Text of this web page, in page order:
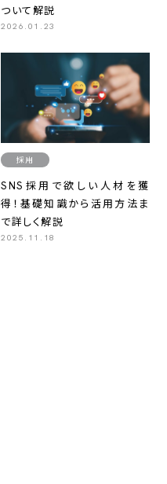
ついて解説
2026.01.23
採用
SNS採用で欲しい人材を獲
得！基礎知識から活用方法ま
で詳しく解説
2025.11.18